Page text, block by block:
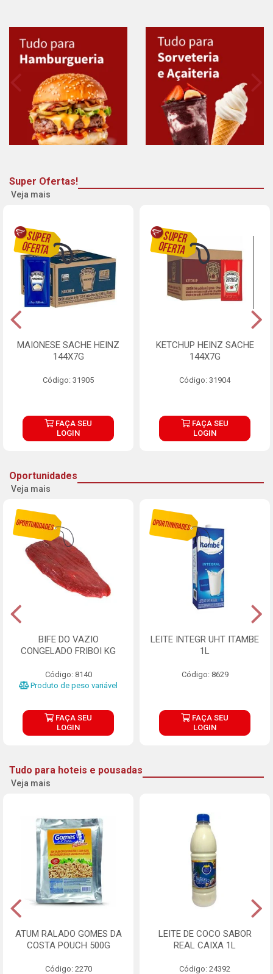
Super Ofertas!
Veja mais
MAIONESE SACHE HEINZ
144X7G
Código: 31905
FAÇA SEU
LOGIN
KETCHUP HEINZ SACHE
144X7G
Código: 31904
FAÇA SEU
LOGIN
Oportunidades
Veja mais
BIFE DO VAZIO
CONGELADO FRIBOI KG
Código: 8140
Produto de peso variável
FAÇA SEU
LOGIN
LEITE INTEGR UHT ITAMBE
1L
Código: 8629
FAÇA SEU
LOGIN
Tudo para hoteis e pousadas
Veja mais
ATUM RALADO GOMES DA
COSTA POUCH 500G
Código: 2270
LEITE DE COCO SABOR
REAL CAIXA 1L
Código: 24392